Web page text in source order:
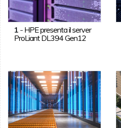
1- HPE presenta il server
ProLiant DL394 Gen12